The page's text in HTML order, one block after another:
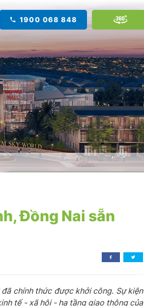
1900 068 848
Đồng Nai sẵn
chính thức được khởi công. Sự kiện
tế - xã hội - hạ tầng giao thông của